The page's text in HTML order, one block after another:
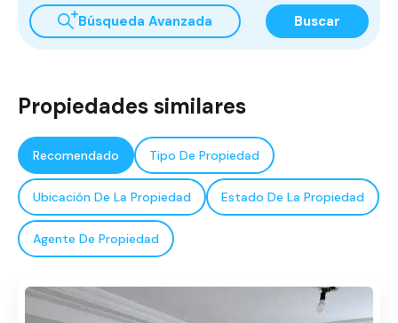
Búsqueda Avanzada Buscar
Propiedades similares
Recomendado Tipo De Propiedad
Ubicación De La Propiedad Estado De La Propiedad
Agente De Propiedad